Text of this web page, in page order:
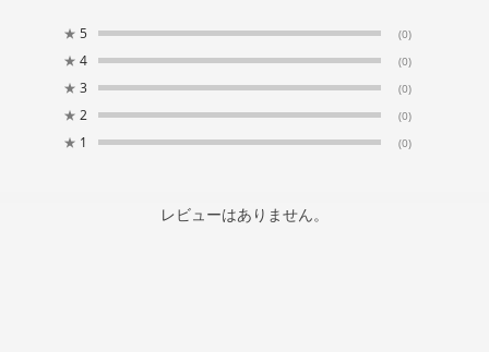
★ 5 (0)
★ 4 (0)
★ 3 (0)
★ 2 (0)
★ 1 (0)
レビューはありません。